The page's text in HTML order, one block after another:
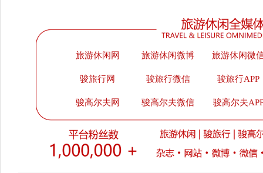
旅游休闲网 旅游休闲微博 旅游休闲微
骏旅行网 骏旅行微信 骏旅行APP
骏高尔夫网 骏高尔夫微信 骏高尔夫